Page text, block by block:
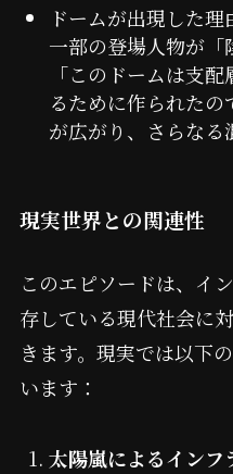
ドームが出現した理
一部の登場人物が「
「このドームは支
るために作られた
が広がり、さらなる
現実世界との関連性
このエピソードは、イ
存している現代社会に
きます。現実では以下
います：
太陽嵐によるインフ